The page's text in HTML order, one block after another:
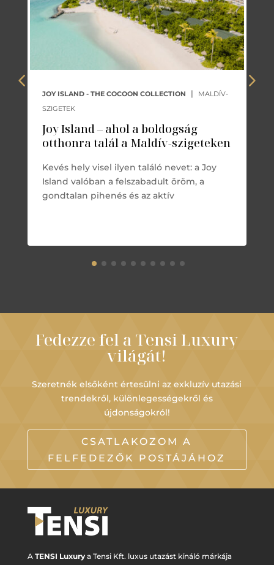
Joy Island – ahol a boldogság
otthonra talál a Maldív-szigeteken
JOY ISLAND - THE COCOON COLLECTION |
MALDÍV-
SZIGETEK
Kevés hely visel ilyen találó nevet: a Joy
Island valóban a felszabadult öröm, a
gondtalan pihenés és az aktív
Fedezze fel a Tensi Luxury
világát!
Szeretnék elsőként értesülni az exkluzív utazási
trendekről, különlegességekről és
újdonságokról!
CSATLAKOZOM A
FELFEDEZŐK POSTÁJÁHOZ
A TENSI Luxurya Tensi Kft. luxus utazást kínáló márkája